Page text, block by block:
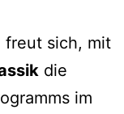
freut sich, mit
die
im